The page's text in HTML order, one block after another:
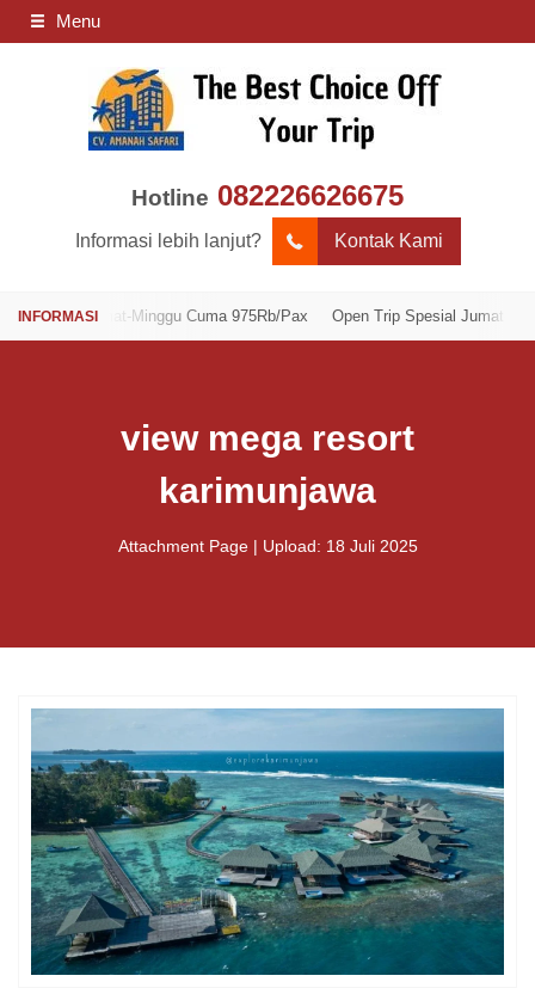
Menu
Hotline 082226626675
Informasi lebih lanjut? Kontak Kami
Jumat-Minggu Cuma 975Rb/Pax Open Trip Spesial Jumat-Minggu
view mega resort
karimunjawa
Attachment Page | Upload: 18 Juli 2025